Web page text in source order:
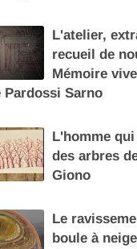
L'atelier,
recueil de
Mémoire
Pardossi Sarno
L'homme
des arbres
Giono
Le
boule à